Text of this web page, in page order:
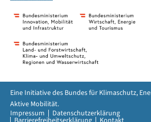
Impressum Datenschutzerklärung
Eine Initiative des Bundes für Klimaschutz,
Aktive Mobilität.